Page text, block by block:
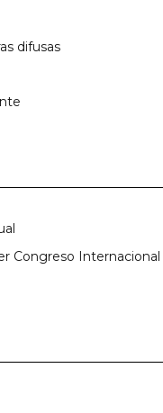
difusas
Congreso Internacional